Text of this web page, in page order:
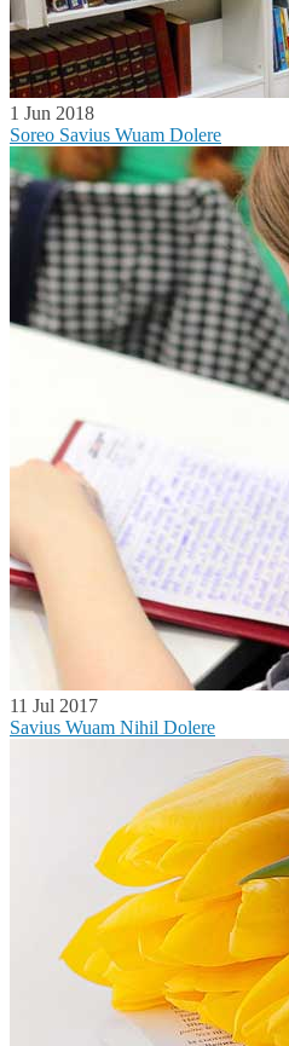
1 Jun 2018
Soreo Savius Wuam Dolere
11 Jul 2017
Savius Wuam Nihil Dolere